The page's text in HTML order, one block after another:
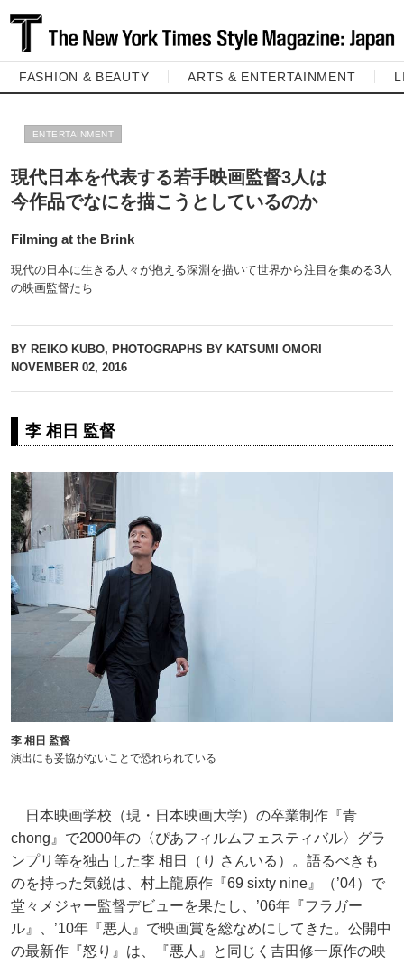
FASHION & BEAUTY ARTS & ENTERTAINMENT
ENTERTAINMENT
現代日本を代表する若手映画監督3人は
今作品でなにを描こうとしているのか
Filming at the Brink
現代の日本に生きる人々が抱える深淵を描いて世界から注目を集める3人
の映画監督たち
BY REIKO KUBO, PHOTOGRAPHS BY KATSUMI OMORI
NOVEMBER 02, 2016
李 相日 監督
李 相日 監督
演出にも妥協がないことで恐れられている
日本映画学校（現・日本映画大学）の卒業制作『青
chong』で2000年の〈ぴあフィルムフェスティバル〉グラ
ンプリ等を独占した李 相日（り さんいる）。語るべきも
のを持った気鋭は、村上龍原作『69 sixty nine』（’04）で
堂々メジャー監督デビューを果たし、’06年『フラガー
ル』、’10年『悪人』で映画賞を総なめにしてきた。公開中
の最新作『怒り』は、『悪人』と同じく吉田修一原作の映